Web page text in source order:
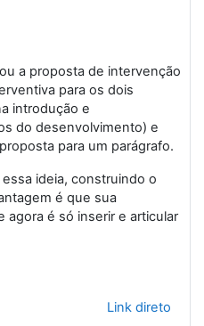
a proposta de intervenção
para os dois
introdução e
do desenvolvimento) e
para um parágrafo.
ideia, construindo o
é que sua
agora é só inserir e articular
Link direto